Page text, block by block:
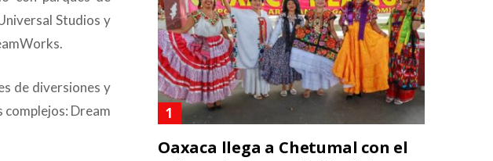
Studios y
de diversiones y
complejos: Dream
Oaxaca llega a Chetumal con el